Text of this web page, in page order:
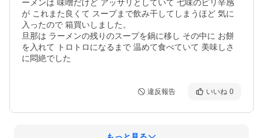
ーメンは 味噌だけど アッサリとしていて 七味のピリ辛感
が これまた良くて スープまで飲み干してしまうほど 気に
入ったので 箱買いしました。
旦那は ラーメンの残りのスープを鍋に移し その中に お餅
を入れて トロトロになるまで 温めて食べていて 美味しさ
に悶絶でした
違反報告 いいね 0